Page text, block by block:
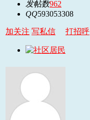
发帖数962
QQ593053308
加关注 写私信 打招呼